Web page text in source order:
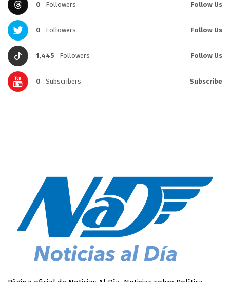
0 Followers Follow Us
0 Followers Follow Us
1,445 Followers Follow Us
0 Subscribers Subscribe